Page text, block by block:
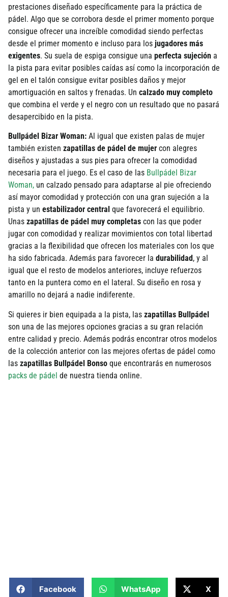
prestaciones diseñado específicamente para la práctica de
pádel. Algo que se corrobora desde el primer momento porque
consigue ofrecer una increíble comodidad siendo perfectas
desde el primer momento e incluso para los jugadores más
exigentes. Su suela de espiga consigue una perfecta sujeción a
la pista para evitar posibles caídas así como la incorporación de
gel en el talón consigue evitar posibles daños y mejor
amortiguación en saltos y frenadas. Un calzado muy completo
que combina el verde y el negro con un resultado que no pasará
desapercibido en la pista.
Bullpádel Bizar Woman: Al igual que existen palas de mujer
también existen zapatillas de pádel de mujer con alegres
diseños y ajustadas a sus pies para ofrecer la comodidad
necesaria para el juego. Es el caso de las Bullpádel Bizar
Woman, un calzado pensado para adaptarse al pie ofreciendo
así mayor comodidad y protección con una gran sujeción a la
pista y un estabilizador central que favorecerá el equilibrio.
Unas zapatillas de pádel muy completas con las que poder
jugar con comodidad y realizar movimientos con total libertad
gracias a la flexibilidad que ofrecen los materiales con los que
ha sido fabricada. Además para favorecer la durabilidad, y al
igual que el resto de modelos anteriores, incluye refuerzos
tanto en la puntera como en el lateral. Su diseño en rosa y
amarillo no dejará a nadie indiferente.
Si quieres ir bien equipada a la pista, las zapatillas Bullpádel
son una de las mejores opciones gracias a su gran relación
entre calidad y precio. Además podrás encontrar otros modelos
de la colección anterior con las mejores ofertas de pádel como
las zapatillas Bullpádel Bonso que encontrarás en numerosos
packs de pádel de nuestra tienda online.
Facebook WhatsApp X